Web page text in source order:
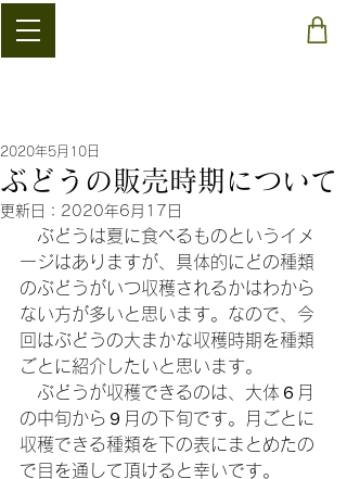
ぶどうの販売時期について
2020年5月10日
更新日： 2020年6月17日
ぶどうは夏に食べるものというイメ
ージはありますが、具体的にどの種類
のぶどうがいつ収穫されるかはわから
ない方が多いと思います。なので、今
回はぶどうの大まかな収穫時期を種類
ごとに紹介したいと思います。
ぶどうが収穫できるのは、大体６月
の中旬から９月の下旬です。月ごとに
収穫できる種類を下の表にまとめたの
で目を通して頂けると幸いです。